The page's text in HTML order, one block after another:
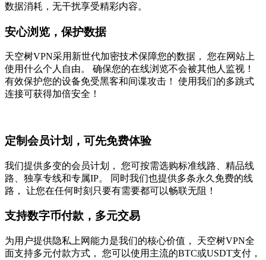
数据消耗，无干扰享受精彩内容。
安心浏览，保护数据
天空树VPN采用新世代加密技术保障您的数据， 您在网站上
使用什么个人自由。 确保您的在线浏览不会被其他人监视！
有效保护您的设备免受黑客和间谍攻击！ 使用我们的多跳式
连接可获得加倍安全！
定制会员计划，可先免费体验
我们提供多变的会员计划， 您可按需选购标准线路、精品线
路、独享专线和专属IP。 同时我们也提供多条永久免费的线
路， 让您在任何时刻只要有需要都可以畅联无阻！
支持数字币付款，多元交易
为用户提供隐私上网能力是我们的核心价值， 天空树VPN全
面支持多元付款方式， 您可以使用主流的BTC或USDT支付，